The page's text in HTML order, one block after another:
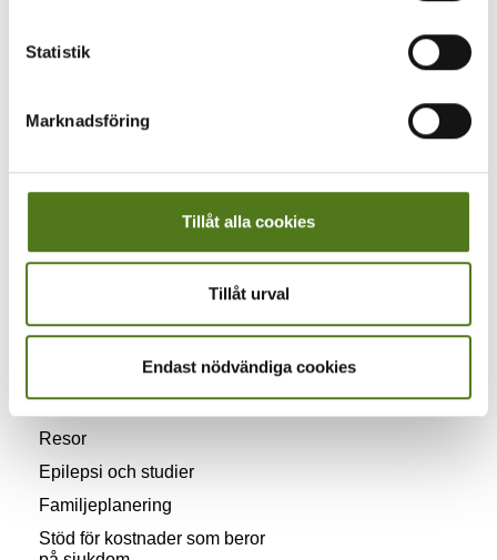
Statistik
Marknadsföring
Tillåt alla cookies
Tillåt urval
Endast nödvändiga cookies
Unga
Anhöriga till personer med
Sällsynt epilepsi
Vardagen med epilepsi
Värnplikt
Hobbyer
Resor
Epilepsi och studier
Familjeplanering
Stöd för kostnader som beror